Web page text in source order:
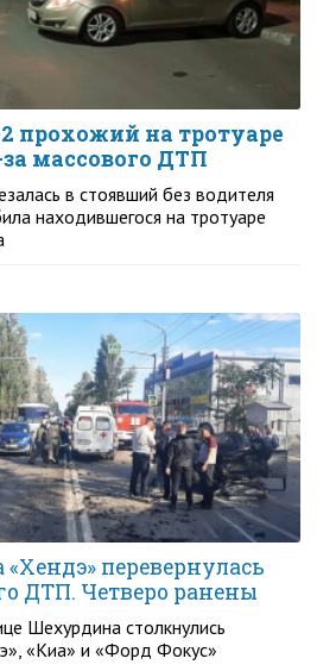
прохожий на тротуаре
массового ДТП
в стоявший без водителя
находившегося на тротуаре
перевернулась
ДТП. Четверо ранены
Шехурдина столкнулись
«Киа» и «Форд Фокус»